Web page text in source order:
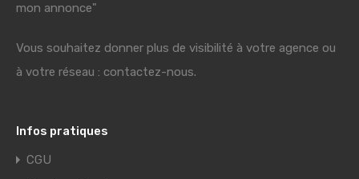
mon annonce"
Vous souhaitez donner plus de visibilité à votre agence ou
à votre réseau : contactez-nous.
Infos pratiques
CGU